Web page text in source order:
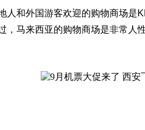
人和外国游客欢迎的购物商场是
，马来西亚的购物商场是非常